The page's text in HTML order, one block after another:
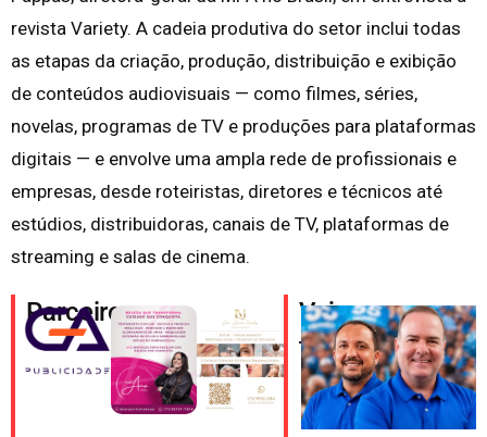
revista Variety. A cadeia produtiva do setor inclui todas
as etapas da criação, produção, distribuição e exibição
de conteúdos audiovisuais — como filmes, séries,
novelas, programas de TV e produções para plataformas
digitais — e envolve uma ampla rede de profissionais e
empresas, desde roteiristas, diretores e técnicos até
estúdios, distribuidoras, canais de TV, plataformas de
streaming e salas de cinema.
Parceiros
Veja
também